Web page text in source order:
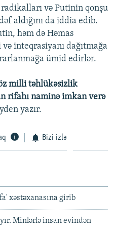
və Putinin qonşu
aldığını da iddia edib.
həm də Həmas
inteqrasiyanı dağıtmağa
ümid edirlər.
milli təhlükəsizlik
rifahı naminə imkan verə
yazır.
Bizi izlə
xəstəxanasına girib
Minlərlə insan evindən